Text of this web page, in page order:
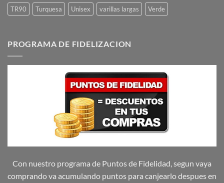
TR90
Turquesa Unisex varillas largas Verde
PROGRAMA DE FIDELIZACION
Con nuestro programa de Puntos de Fidelidad, segun vaya
comprando va acumulando puntos para canjearlo despues en